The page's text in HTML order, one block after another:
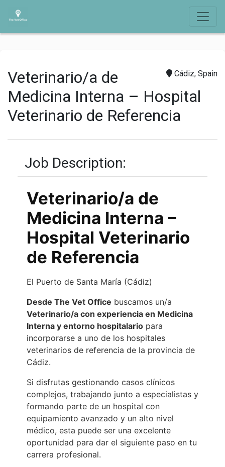
Cádiz, Spain
Veterinario/a de
Medicina Interna – Hospital
Veterinario de Referencia
Job Description:
Veterinario/a de
Medicina Interna –
Hospital Veterinario
de Referencia
El Puerto de Santa María (Cádiz)
Desde The Vet Office buscamos un/a
Veterinario/a con experiencia en Medicina
Interna y entorno hospitalario para
incorporarse a uno de los hospitales
veterinarios de referencia de la provincia de
Cádiz.
Si disfrutas gestionando casos clínicos
complejos, trabajando junto a especialistas y
formando parte de un hospital con
equipamiento avanzado y un alto nivel
médico, esta puede ser una excelente
oportunidad para dar el siguiente paso en tu
carrera profesional.